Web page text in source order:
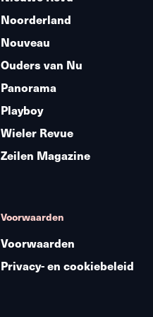
Noorderland
Nouveau
Ouders van Nu
Panorama
Playboy
Wieler Revue
Zeilen Magazine
Voorwaarden
Voorwaarden
Privacy- en cookiebeleid